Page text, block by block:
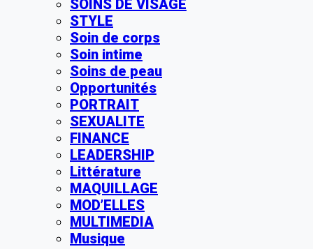
SOINS DE VISAGE
STYLE
Soin de corps
Soin intime
Soins de peau
Opportunités
PORTRAIT
SEXUALITE
FINANCE
LEADERSHIP
Littérature
MAQUILLAGE
MOD’ELLES
MULTIMEDIA
Musique